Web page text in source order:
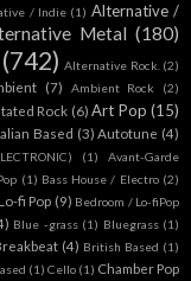
/ Indie (1) Alternative /
Metal (180)
(742) Alternative Rock. (2)
(7) Ambient Rock (2)
Rock (6) Art Pop (15)
Based (3) Autotune (4)
(1)
Avant-Garde
(1) Bass House / Electro (2)
fi Pop (9) Bedroom / Lo-fiPop
Blue -grass (1) Bluegrass (1)
(4) British Based (1)
(1) Cello (1) Chamber Pop